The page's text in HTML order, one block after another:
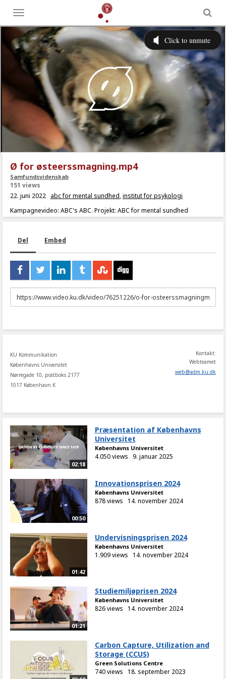
Toggle
menu
Ø for østeerssmagning.mp4
Samfundsvidenskab
151 views
22. juni 2022 abc for mental sundhed,institut for psykologi
Kampagnevideo: ABC's ABC. Projekt: ABC for mental sundhed
Del Embed
URL
to
KU Kommunikation
Københavns Universitet
Nørregade 10, postboks 2177
1017 København K
Kontakt:
Webteamet
web@adm.ku.dk
02:18
Præsentation af Københavns
Universitet
Københavns Universitet
4.050 views 9. januar 2025
00:50
Innovationsprisen 2024
Københavns Universitet
878 views 14. november 2024
01:42
Undervisningsprisen 2024
Københavns Universitet
1.909 views 14. november 2024
01:21
Studiemiljøprisen 2024
Københavns Universitet
826 views 14. november 2024
Carbon Capture, Utilization and
Storage (CCUS)
Green Solutions Centre
740 views 18. september 2023